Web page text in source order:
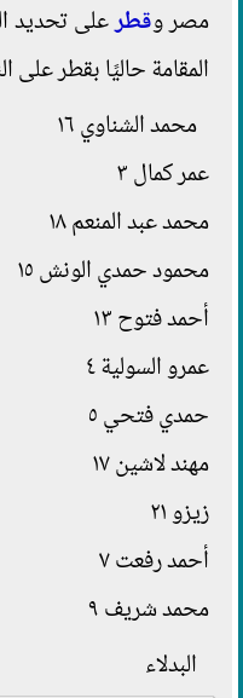
مصر وقطرعلى تحديد
المقامة حاليًا بقطر على
محمد الشناوي ١٦
عمر كمال ٣
محمد عبد المنعم ١٨
محمود حمدي الونش ١٥
أحمد فتوح ١٣
عمرو السولية ٤
حمدي فتحي ٥
مهند لاشين ١٧
زيزو ٢١
أحمد رفعت ٧
محمد شريف ٩
البدلاء